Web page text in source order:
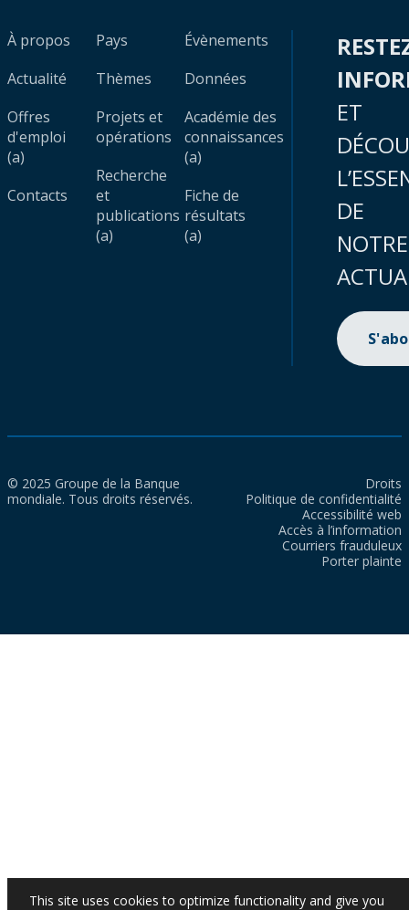
À propos
Actualité
Offres
d'emploi
(a)
Contacts
Pays
Thèmes
Projets et
opérations
Recherche
et
publications
(a)
Évènements
Données
Académie des
connaissances
(a)
Fiche de
résultats
(a)
ET
DE
NOTRE
© 2025 Groupe de la Banque
mondiale. Tous droits réservés.
Droits
Politique de confidentialité
Accessibilité web
Accès à l’information
Courriers frauduleux
Porter plainte
This site uses cookies to optimize functionality and give you